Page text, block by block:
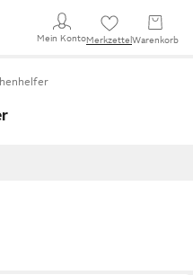
Mein KontoMerkzettel Warenkorb